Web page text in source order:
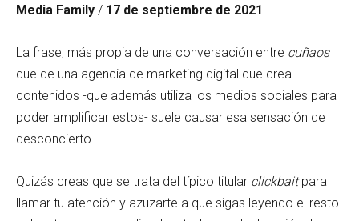
Media Family / 17 de septiembre de 2021
La frase, más propia de una conversación entre cuñaos
que de una agencia de marketing digital que crea
contenidos -que además utiliza los medios sociales para
poder amplificar estos- suele causar esa sensación de
desconcierto.
Quizás creas que se trata del típico titular clickbaitpara
llamar tu atención y azuzarte a que sigas leyendo el resto